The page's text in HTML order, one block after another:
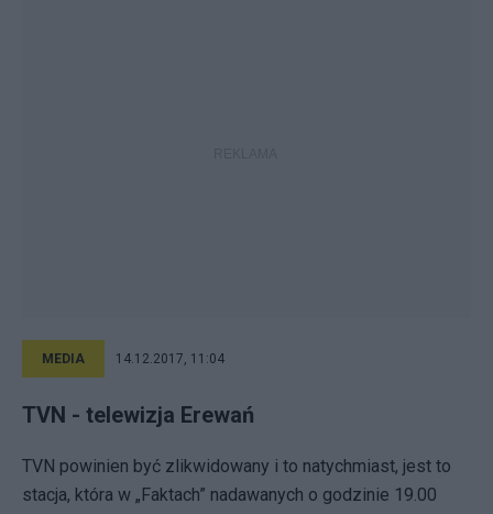
MEDIA 14.12.2017, 11:04
TVN - telewizja Erewań
TVN powinien być zlikwidowany i to natychmiast, jest to
stacja, która w „Faktach” nadawanych o godzinie 19.00